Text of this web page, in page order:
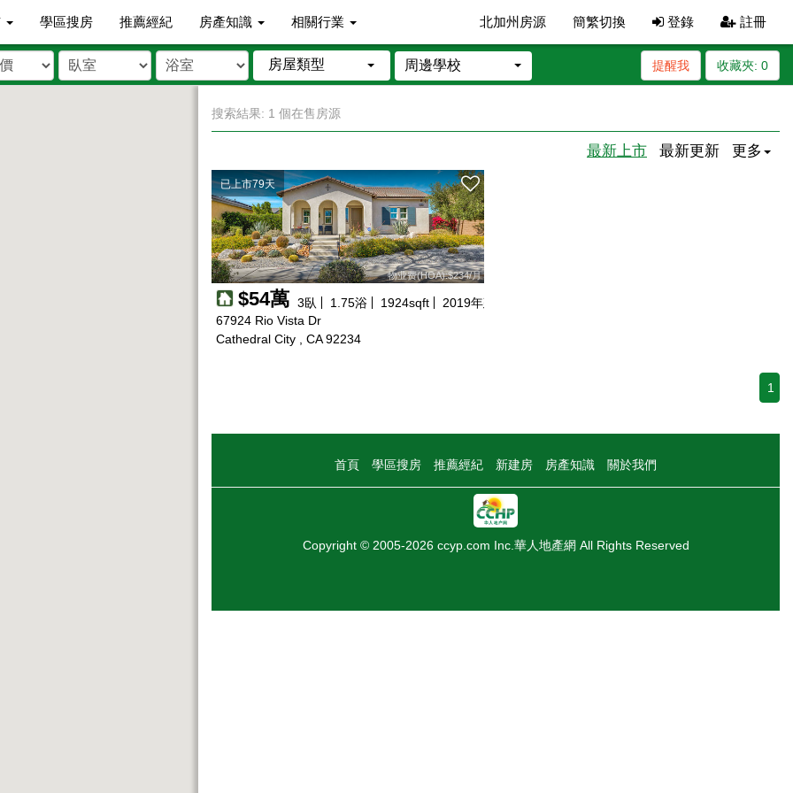
學區搜房 推薦經紀 房產知識 相關行業 北加州房源 簡繁切換 登錄 註冊
房屋類型 周邊學校 收藏夾: 0
提醒我
搜索結果: 1 個在售房源
最新上市 最新更新 更多
已上市79天
物业费(HOA):$234/月
$54萬 3臥 1.75浴 1924sqft 2019年建
67924 Rio Vista Dr
Cathedral City , CA 92234
1
首頁 學區搜房 推薦經紀 新建房 房產知識 關於我們
Copyright © 2005-2026 ccyp.com Inc.華人地產網 All Rights Reserved